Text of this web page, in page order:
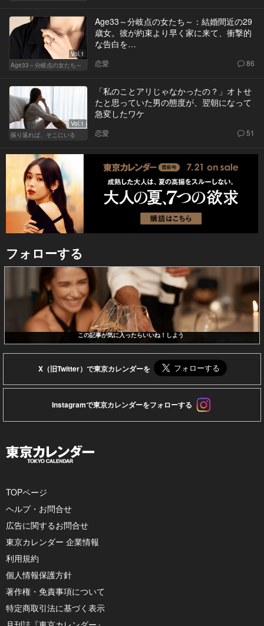
Vol.1
Age33～分岐点の女たち～
Age33～分岐点の女たち～：結婚間近の29
歳女。彼が約束より早く家に来て、衝撃的
な告白を…
恋愛 86
Vol.1
振り返れば、そこにいる
「私のことアリじゃなかったの？」オトせ
たと思っていた男の態度が、翌朝になって
急変したワケ
恋愛 51
フォローする
この記事が気に入ったらいいね！しよう
X（旧Twitter）で東京カレンダーを
Instagramで東京カレンダーをフォローする
TOPページ
ヘルプ・お問合せ
広告に関するお問合せ
東京カレンダー 企業情報
利用規約
個人情報保護方針
著作権・免責事項について
特定商取引法に基づく表示